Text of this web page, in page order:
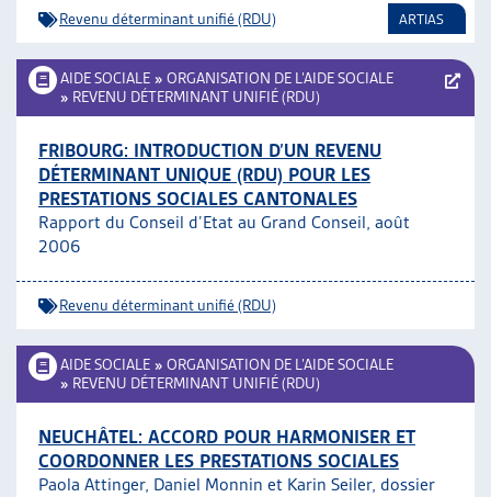
Revenu déterminant unifié (RDU) ARTIAS
AIDE SOCIALE » ORGANISATION DE L’AIDE SOCIALE
» REVENU DÉTERMINANT UNIFIÉ (RDU)
FRIBOURG: INTRODUCTION D’UN REVENU
DÉTERMINANT UNIQUE (RDU) POUR LES
PRESTATIONS SOCIALES CANTONALES
Rapport du Conseil d’Etat au Grand Conseil, août
2006
Revenu déterminant unifié (RDU)
AIDE SOCIALE » ORGANISATION DE L’AIDE SOCIALE
» REVENU DÉTERMINANT UNIFIÉ (RDU)
NEUCHÂTEL: ACCORD POUR HARMONISER ET
COORDONNER LES PRESTATIONS SOCIALES
Paola Attinger, Daniel Monnin et Karin Seiler, dossier